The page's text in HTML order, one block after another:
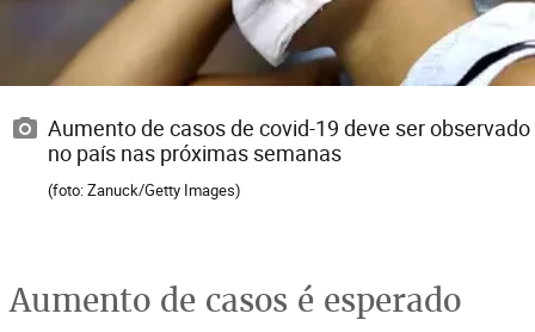
Aumento de casos de covid-19 deve ser observado
no país nas próximas semanas
(foto: Zanuck/Getty Images)
Aumento de casos é esperado